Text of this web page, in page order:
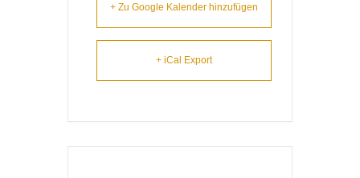
+ Zu Google Kalender hinzufügen
+ iCal Export